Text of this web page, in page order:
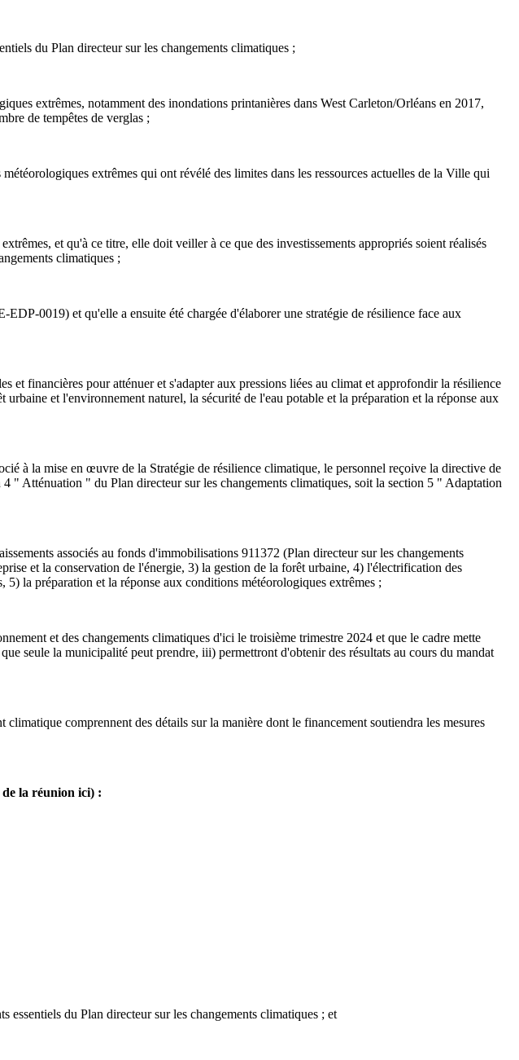
du Plan directeur sur les changements climatiques ;
extrêmes, notamment des inondations printanières dans West Carleton/Orléans en 2017,
de tempêtes de verglas ;
extrêmes qui ont révélé des limites dans les ressources actuelles de la Ville qui
et qu'à ce titre, elle doit veiller à ce que des investissements appropriés soient réalisés
climatiques ;
0019) et qu'elle a ensuite été chargée d'élaborer une stratégie de résilience face aux
et financières pour atténuer et s'adapter aux pressions liées au climat et approfondir la résilience
et l'environnement naturel, la sécurité de l'eau potable et la préparation et la réponse aux
à la mise en œuvre de la Stratégie de résilience climatique, le personnel reçoive la directive de
" Atténuation " du Plan directeur sur les changements climatiques, soit la section 5 " Adaptation
associés au fonds d'immobilisations 911372 (Plan directeur sur les changements
et la conservation de l'énergie, 3) la gestion de la forêt urbaine, 4) l'électrification des
la préparation et la réponse aux conditions météorologiques extrêmes ;
et des changements climatiques d'ici le troisième trimestre 2024 et que le cadre mette
seule la municipalité peut prendre, iii) permettront d'obtenir des résultats au cours du mandat
comprennent des détails sur la manière dont le financement soutiendra les mesures
de la réunion ici) :
du Plan directeur sur les changements climatiques ; et